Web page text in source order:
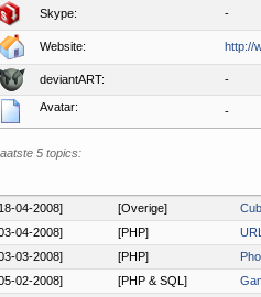
Skype: -
Website: http://
deviantART: -
Avatar: -
5 topics:
04-2008] [Overige]
04-2008]
[PHP]
03-2008]
[PHP]
02-2008]
[PHP & SQL]